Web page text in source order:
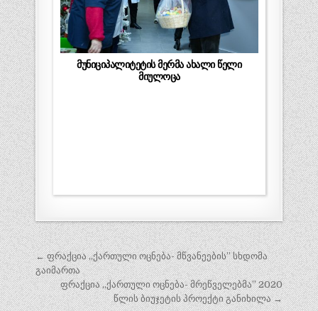
მუნიციპალიტეტის მერმა ახალი წელი
მიულოცა
პოსტის
ნავიგაცია
← ფრაქცია ,,ქართული ოცნება- მწვანეების” სხდომა
გაიმართა
ფრაქცია ,,ქართული ოცნება- მრეწველებმა” 2020
წლის ბიუჯეტის პროექტი განიხილა →